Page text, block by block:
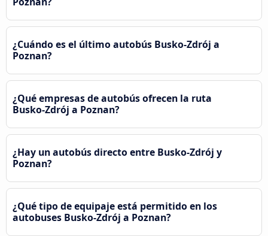
¿Cuándo es el último autobús Busko-Zdrój a
Poznan?
¿Qué empresas de autobús ofrecen la ruta
Busko-Zdrój a Poznan?
¿Hay un autobús directo entre Busko-Zdrój y
Poznan?
¿Qué tipo de equipaje está permitido en los
autobuses Busko-Zdrój a Poznan?